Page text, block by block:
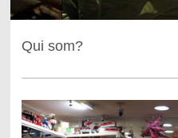
Qui som?